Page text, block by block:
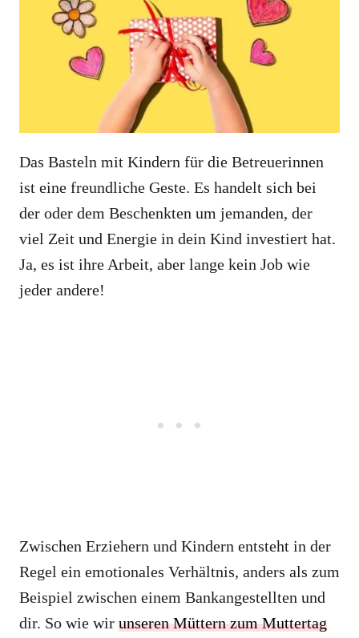
Das Basteln mit Kindern für die Betreuerinnen
ist eine freundliche Geste. Es handelt sich bei
der oder dem Beschenkten um jemanden, der
viel Zeit und Energie in dein Kind investiert hat.
Ja, es ist ihre Arbeit, aber lange kein Job wie
jeder andere!
Zwischen Erziehern und Kindern entsteht in der
Regel ein emotionales Verhältnis, anders als zum
Beispiel zwischen einem Bankangestellten und
dir. So wie wir unseren Müttern zum Muttertag